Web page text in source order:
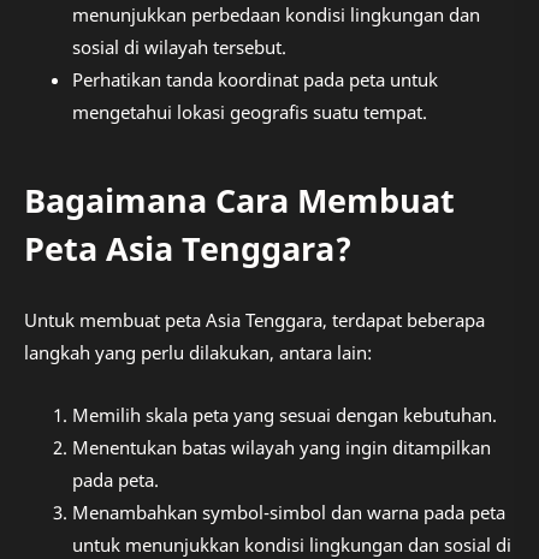
menunjukkan perbedaan kondisi lingkungan dan
sosial di wilayah tersebut.
Perhatikan tanda koordinat pada peta untuk
mengetahui lokasi geografis suatu tempat.
Bagaimana Cara Membuat
Peta Asia Tenggara?
Untuk membuat peta Asia Tenggara, terdapat beberapa
langkah yang perlu dilakukan, antara lain:
Memilih skala peta yang sesuai dengan kebutuhan.
Menentukan batas wilayah yang ingin ditampilkan
pada peta.
Menambahkan symbol-simbol dan warna pada peta
untuk menunjukkan kondisi lingkungan dan sosial di